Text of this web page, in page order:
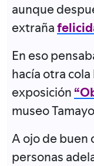
aunque
extraña
En eso
hacía otra
exposición
museo
A ojo de buen
personas